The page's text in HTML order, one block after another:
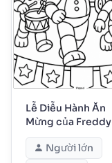
Lễ Diễu Hành Ăn
Mừng của Freddy
Fazbear
Người lớn